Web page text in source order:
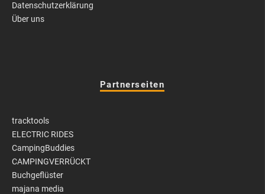
Datenschutzerklärung
Über uns
Partnerseiten
tracktools
ELECTRIC RIDES
CampingBuddies
CAMPINGVERRÜCKT
Buchgeflüster
majana media